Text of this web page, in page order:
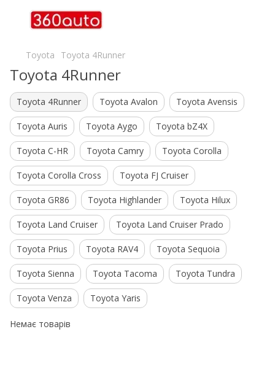
Toyota Toyota 4Runner
Toyota 4Runner
Toyota 4Runner Toyota Avalon Toyota Avensis
Toyota Auris Toyota Aygo Toyota bZ4X
Toyota C-HR Toyota Camry Toyota Corolla
Toyota Corolla Cross Toyota FJ Cruiser
Toyota GR86 Toyota Highlander Toyota Hilux
Toyota Land Cruiser Toyota Land Cruiser Prado
Toyota Prius Toyota RAV4 Toyota Sequoia
Toyota Sienna Toyota Tacoma Toyota Tundra
Toyota Venza Toyota Yaris
Немає товарів